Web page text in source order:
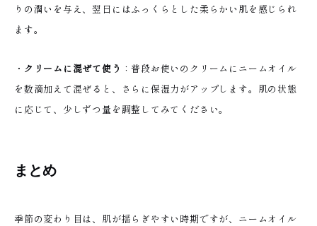
りの潤いを与え、翌日にはふっくらとした柔らかい肌を感じられ
ます。
・ クリームに混ぜて使う ：普段お使いのクリームにニームオイル
を数滴加えて混ぜると、さらに保湿力がアップします。肌の状態
に応じて、少しずつ量を調整してみてください。
まとめ
季節の変わり目は、肌が揺らぎやすい時期ですが、ニームオイル